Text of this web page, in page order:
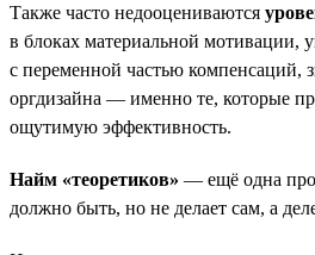
Также часто недооцениваются
в блоках материальной мотивации,
с переменной частью компенсаций,
оргдизайна — именно те, которые
ощутимую эффективность.
Найм «теоретиков» — ещё одна
должно быть, но не делает сам, а